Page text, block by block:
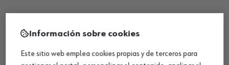
QUÍMICOS
Información sobre cookies
Este sitio web emplea cookies propias y de terceros para